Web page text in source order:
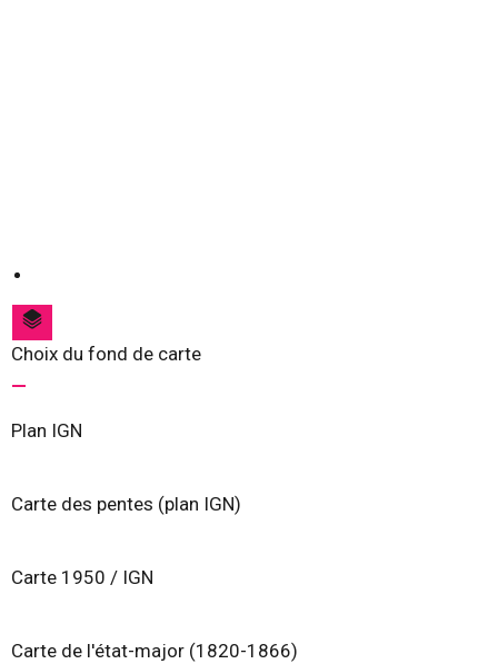
Choix du fond de carte
Plan IGN
Carte des pentes (plan IGN)
Carte 1950 / IGN
Carte de l'état-major (1820-1866)